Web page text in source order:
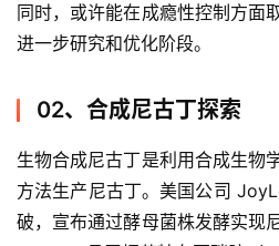
同时，或许能在成瘾性控制方面
进一步研究和优化阶段。
02、合成尼古丁探索
生物合成尼古丁是利用合成生物
方法生产尼古丁。美国公司
破，宣布通过酵母菌株发酵实现